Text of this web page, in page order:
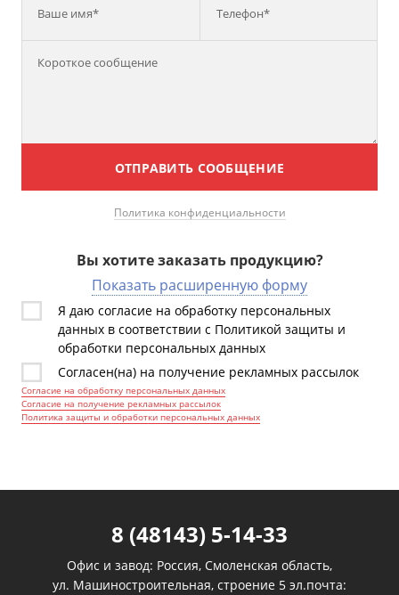
Ваше имя* Телефон*
ОТПРАВИТЬ СООБЩЕНИЕ
Вы хотите заказать продукцию?
Показать расширенную форму
Политика конфиденциальности
Я даю согласие на обработку персональных
данных в соответствии с Политикой защиты и
обработки персональных данных
Согласен(на) на получение рекламных рассылок
Согласие на обработку персональных данных
Согласие на получение рекламных рассылок
Политика защиты и обработки персональных данных
8 (48143) 5-14-33
Офис и завод: Россия, Смоленская область,
ул. Машиностроительная, строение 5 эл.почта: